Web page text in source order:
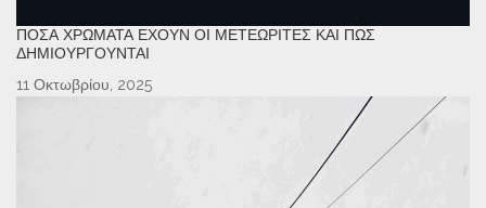
ΠΌΣΑ ΧΡΏΜΑΤΑ ΈΧΟΥΝ ΟΙ ΜΕΤΕΩΡΊΤΕΣ ΚΑΙ ΠΏΣ
ΔΗΜΙΟΥΡΓΟΎΝΤΑΙ
11 Οκτωβρίου, 2025